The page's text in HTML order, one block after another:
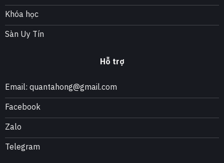
Khóa học
Sàn Uy Tín
Hỗ trợ
Email: quantahong@gmail.com
Facebook
Zalo
Telegram